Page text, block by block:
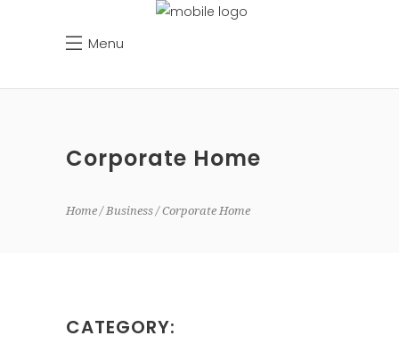
Menu
Corporate Home
Home Business Corporate Home
CATEGORY: